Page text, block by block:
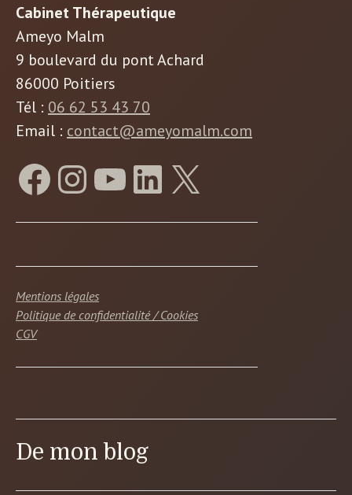
Cabinet Thérapeutique
Ameyo Malm
9 boulevard du pont Achard
86000 Poitiers
Tél : 06 62 53 43 70
Email : contact@ameyomalm.com
Mentions légales
Politique de confidentialité / Cookies
CGV
De mon blog